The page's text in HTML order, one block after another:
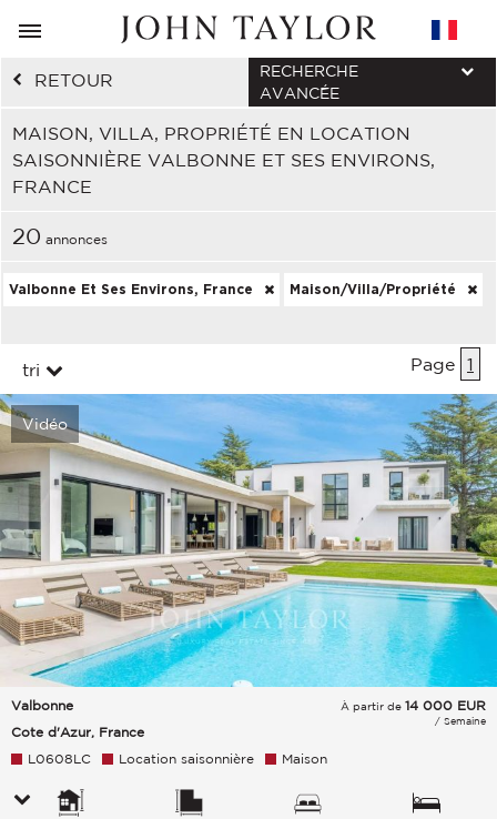
RETOUR
MAISON, VILLA, PROPRIÉTÉ EN LOCATION
SAISONNIÈRE VALBONNE ET SES ENVIRONS,
FRANCE
RECHERCHE
AVANCÉE
20 annonces
Valbonne Et Ses Environs, France Maison/Villa/Propriété
tri Page 1
Vidéo
Valbonne
Cote d'Azur, France
À partir de 14 000 EUR
/ Semaine
L0608LC Location saisonnière Maison